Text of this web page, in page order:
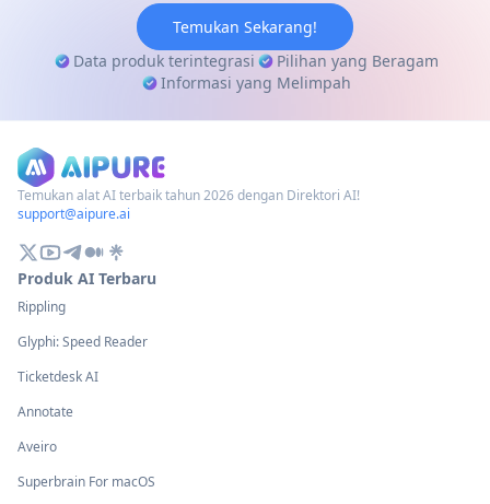
Temukan Sekarang!
Data produk terintegrasi
Pilihan yang Beragam
Informasi yang Melimpah
Temukan alat AI terbaik tahun 2026 dengan Direktori AI!
support@aipure.ai
Produk AI Terbaru
Rippling
Glyphi: Speed Reader
Ticketdesk AI
Annotate
Aveiro
Superbrain For macOS